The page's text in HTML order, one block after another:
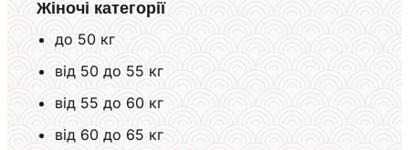
Жіночі категорії
до 50 кг
від 50 до 55 кг
від 55 до 60 кг
від 60 до 65 кг